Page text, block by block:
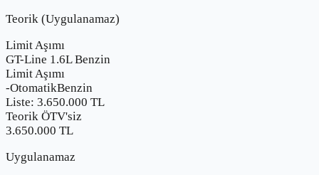
Teorik (Uygulanamaz)
Limit Aşımı
GT-Line 1.6L Benzin
Limit Aşımı
-OtomatikBenzin
Liste: 3.650.000 TL
Teorik ÖTV'siz
3.650.000 TL
Uygulanamaz